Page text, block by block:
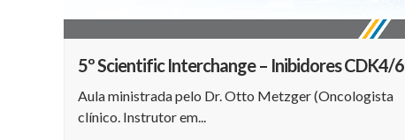
5º Scientific Interchange – Inibidores CDK4/6
Aula ministrada pelo Dr. Otto Metzger (Oncologista
clínico. Instrutor em...